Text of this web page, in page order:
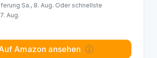
Sa., 8. Aug. Oder schnellste
Aug.
Amazon ansehen